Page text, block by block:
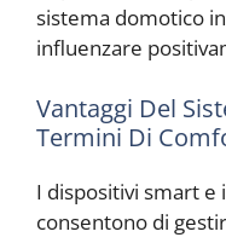
sistema domotico
influenzare
Vantaggi Del
Termini Di
I dispositivi smart
consentono di